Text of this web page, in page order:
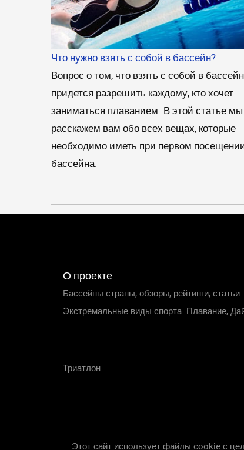
Что нужно взять с собой в бассейн?
Вопрос о том, что взять с собой в
придется разрешить каждому, кто хочет
заниматься плаванием. В этой статье мы
расскажем вам обо всех вещах, которые
необходимо иметь при первом
бассейна.
О проекте
Бассейны страны, обзоры, рейтинги, статьи.
Экстремальные виды спорта. Плавание,
Триатлон.
Этот сайт использует файлы cookie с